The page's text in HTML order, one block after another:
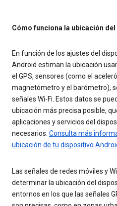
Cómo funciona la ubicación
En función de los ajustes del
Android estiman la ubicación
el GPS, sensores (como el
magnetómetro y el barómetro),
señales Wi-Fi. Estos datos se
ubicación más precisa posible,
aplicaciones y servicios del
necesarios. Consulta más
ubicación de tu dispositivo
Las señales de redes móviles y
determinar la ubicación del
entornos en los que las señales